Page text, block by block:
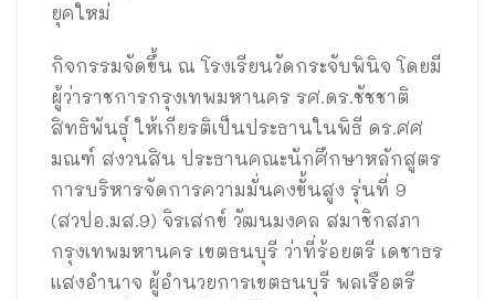
ยุคใหม่
กิจกรรมจัดขึ้น ณ โรงเรียนวัดกระจับพินิจ โดยมี
ผู้ว่าราชการกรุงเทพมหานคร รศ.ดร.ชัชชาติ
สิทธิพันธุ์ ให้เกียรติเป็นประธานในพิธี ดร.ศศ
มณฑ์ สงวนสิน ประธานคณะนักศึกษาหลักสูตร
การบริหารจัดการความมั่นคงขั้นสูง รุ่นที่ 9
(สวปอ.มส.9) จิรเสกข์ วัฒนมงคล สมาชิกสภา
กรุงเทพมหานคร เขตธนบุรี ว่าที่ร้อยตรี เดชาธร
แสงอำนาจ ผู้อำนวยการเขตธนบุรี พลเรือตรี